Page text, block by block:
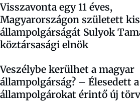
Visszavonta egy 11 éves,
Magyarországon született
állampolgárságát Sulyok
köztársasági elnök
Veszélybe kerülhet a magyar
állampolgárság? – Élesedett
állampolgárokat érintő új